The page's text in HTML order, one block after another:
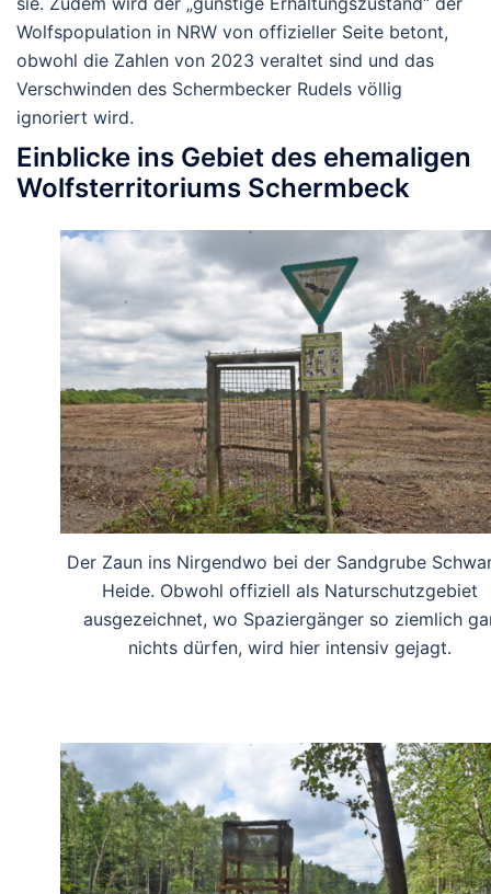
Wolfspopulation in NRW von offizieller Seite betont,
obwohl die Zahlen von 2023 veraltet sind und das
Verschwinden des Schermbecker Rudels völlig
ignoriert wird.
Einblicke ins Gebiet des ehemaligen
Wolfsterritoriums Schermbeck
Der Zaun ins Nirgendwo bei der Sandgrube
Heide. Obwohl offiziell als Naturschutzgebiet
ausgezeichnet, wo Spaziergänger so ziemlich
nichts dürfen, wird hier intensiv gejagt.